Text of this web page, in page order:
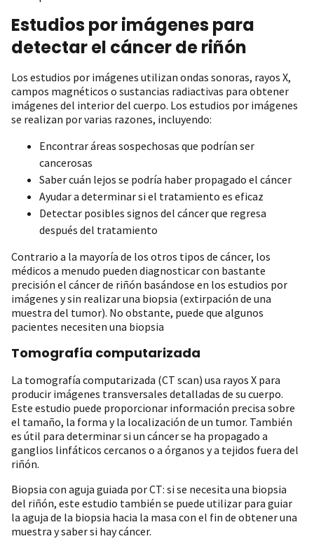
Estudios por imágenes para
detectar el cáncer de riñón
Los estudios por imágenes utilizan ondas sonoras, rayos X,
campos magnéticos o sustancias radiactivas para obtener
imágenes del interior del cuerpo. Los estudios por imágenes
se realizan por varias razones, incluyendo:
Encontrar áreas sospechosas que podrían ser
cancerosas
Saber cuán lejos se podría haber propagado el cáncer
Ayudar a determinar si el tratamiento es eficaz
Detectar posibles signos del cáncer que regresa
después del tratamiento
Contrario a la mayoría de los otros tipos de cáncer, los
médicos a menudo pueden diagnosticar con bastante
precisión el cáncer de riñón basándose en los estudios por
imágenes y sin realizar una biopsia (extirpación de una
muestra del tumor). No obstante, puede que algunos
pacientes necesiten una biopsia
Tomografía computarizada
La tomografía computarizada (CT scan) usa rayos X para
producir imágenes transversales detalladas de su cuerpo.
Este estudio puede proporcionar información precisa sobre
el tamaño, la forma y la localización de un tumor. También
es útil para determinar si un cáncer se ha propagado a
ganglios linfáticos cercanos o a órganos y a tejidos fuera del
riñón.
Biopsia con aguja guiada por CT: si se necesita una biopsia
del riñón, este estudio también se puede utilizar para guiar
la aguja de la biopsia hacia la masa con el fin de obtener una
muestra y saber si hay cáncer.